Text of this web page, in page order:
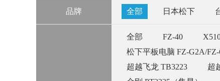
品牌 全部 日本松下
全部 FZ-40
松下平板电脑 FZ-G2A/FZ-
超越飞龙 TB3223
超